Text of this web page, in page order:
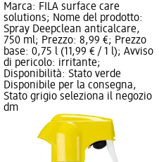
Marca: FILA surface care
solutions; Nome del prodotto:
Spray Deepclean anticalcare,
750 ml; Prezzo: 8,99 €; Prezzo
base: 0,75 l (11,99 € / 1 l); Avviso
di pericolo: irritante;
Disponibilità: Stato verde
Disponibile per la consegna,
Stato grigio seleziona il negozio
dm